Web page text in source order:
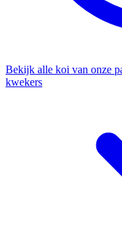
Bekijk alle koi van onze
kwekers